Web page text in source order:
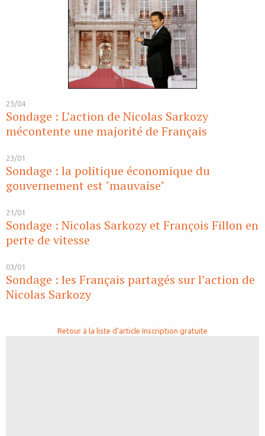
23/04
Sondage : L’action de Nicolas Sarkozy
mécontente une majorité de Français
23/01
Sondage : la politique économique du
gouvernement est "mauvaise"
21/01
Sondage : Nicolas Sarkozy et François Fillon en
perte de vitesse
03/01
Sondage : les Français partagés sur l’action de
Nicolas Sarkozy
Retour à la liste d'article Inscription gratuite